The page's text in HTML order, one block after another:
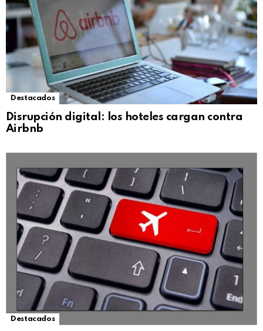
Destacados
Disrupción digital: los hoteles cargan contra
Airbnb
Destacados